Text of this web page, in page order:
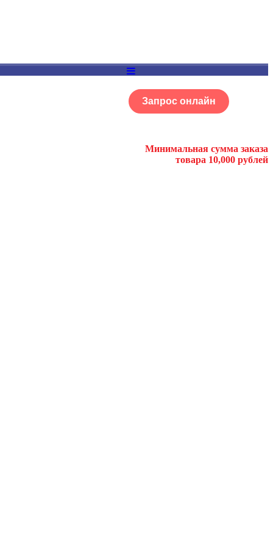
Запрос онлайн
Минимальная сумма заказа
товара 10,000 рублей